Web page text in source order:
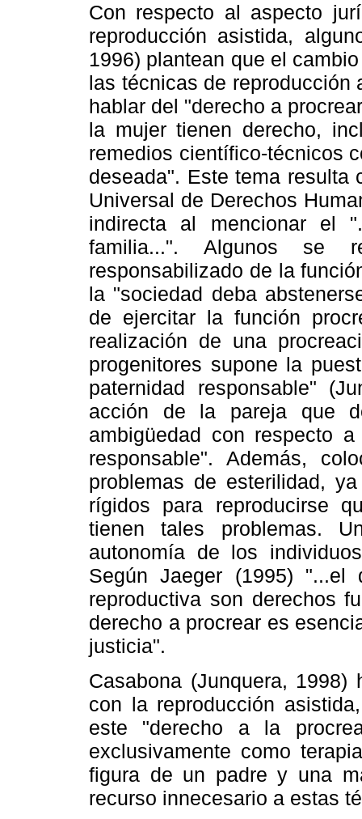
Con respecto al aspecto
reproducción asistida,
1996) plantean que el
las técnicas de reproducción
hablar del "derecho a
la mujer tienen derecho,
remedios científico-técnicos
deseada". Este tema resulta
Universal de Derechos
indirecta al mencionar el
familia...". Algunos se
responsabilizado de la
la "sociedad deba
de ejercitar la función
realización de una
progenitores supone la
paternidad responsable"
acción de la pareja que
ambigüedad con respecto
responsable". Además,
problemas de esterilidad,
rígidos para reproducirse
tienen tales problemas.
autonomía de los
Según Jaeger (1995)
reproductiva son derechos
derecho a procrear es
justicia".
Casabona (Junquera, 1998)
con la reproducción
este "derecho a la
exclusivamente como
figura de un padre y una
recurso innecesario a estas